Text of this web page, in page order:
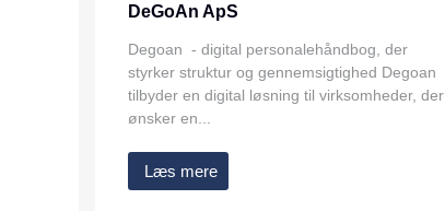
DeGoAn ApS
Degoan - digital personalehåndbog, der
styrker struktur og gennemsigtighed Degoan
tilbyder en digital løsning til virksomheder, der
ønsker en...
Læs mere